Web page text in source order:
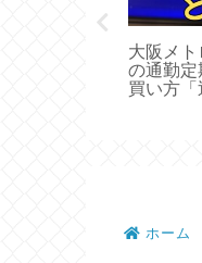
大阪メト
の通勤定
買い方「
ホーム